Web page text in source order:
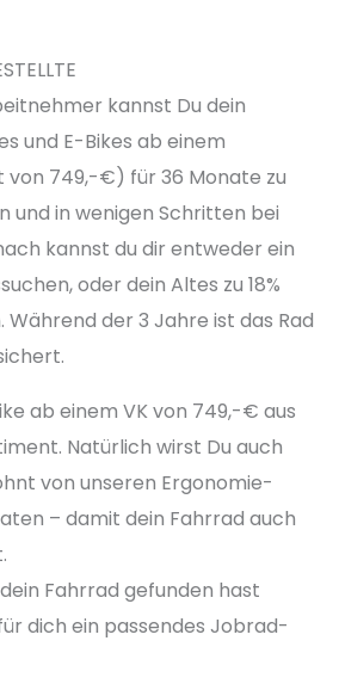
kannst Du dein
und E-Bikes ab einem
749,-€) für 36 Monate zu
und in wenigen Schritten bei
kannst du dir entweder ein
oder dein Altes zu 18%
Während der 3 Jahre ist das Rad
ab einem VK von 749,-€ aus
Natürlich wirst Du auch
von unseren Ergonomie-
– damit dein Fahrrad auch
Fahrrad gefunden hast
dich ein passendes Jobrad-